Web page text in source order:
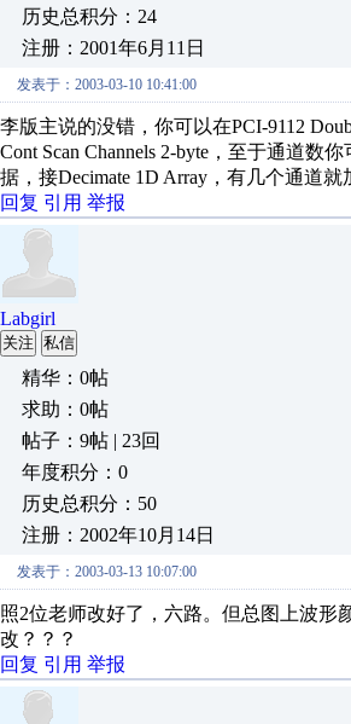
历史总积分：24
注册：2001年6月11日
发表于：2003-03-10 10:41:00
李版主说的没错，你可以在PCI-9112
Cont Scan Channels 2-byte，至于通道数
据，接Decimate 1D Array，有几个通道
回复 引用 举报
Labgirl
关注 私信
精华：0帖
求助：0帖
帖子：9帖 | 23回
年度积分：0
历史总积分：50
注册：2002年10月14日
发表于：2003-03-13 10:07:00
照2位老师改好了，六路。但总图上波形
改？？？
回复 引用 举报